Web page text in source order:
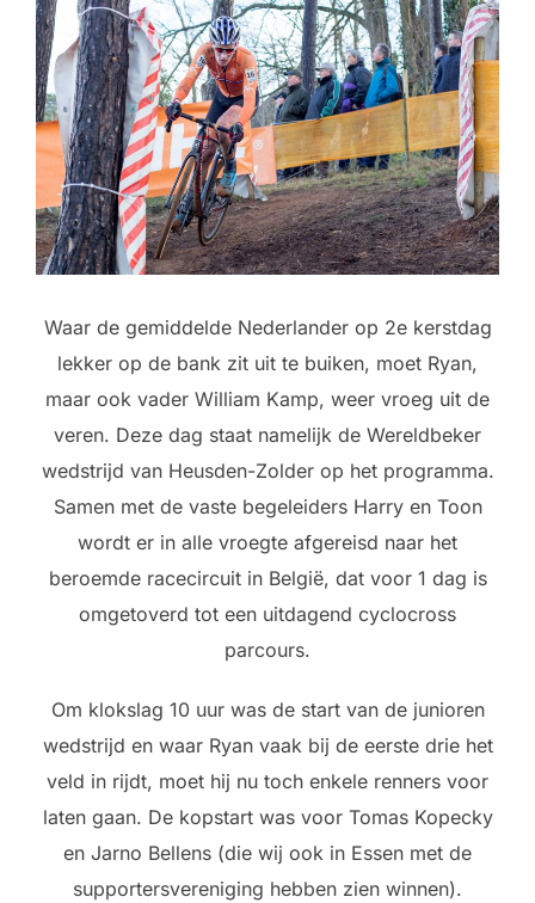
Waar de gemiddelde Nederlander op 2e kerstdag
lekker op de bank zit uit te buiken, moet Ryan,
maar ook vader William Kamp, weer vroeg uit de
veren. Deze dag staat namelijk de Wereldbeker
wedstrijd van Heusden-Zolder op het programma.
Samen met de vaste begeleiders Harry en Toon
wordt er in alle vroegte afgereisd naar het
beroemde racecircuit in België, dat voor 1 dag is
omgetoverd tot een uitdagend cyclocross
parcours.
Om klokslag 10 uur was de start van de junioren
wedstrijd en waar Ryan vaak bij de eerste drie het
veld in rijdt, moet hij nu toch enkele renners voor
laten gaan. De kopstart was voor Tomas Kopecky
en Jarno Bellens (die wij ook in Essen met de
supportersvereniging hebben zien winnen).